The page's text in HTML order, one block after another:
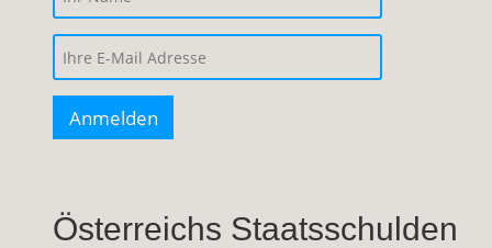
Österreichs Staatsschulden